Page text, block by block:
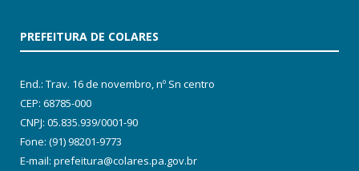
PREFEITURA DE COLARES
End.: Trav. 16 de novembro, nº Sn centro
CEP: 68785-000
CNPJ: 05.835.939/0001-90
Fone: (91) 98201-9773
E-mail: prefeitura@colares.pa.gov.br